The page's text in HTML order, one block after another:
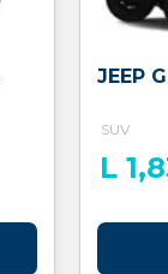
JEEP
SUV
L